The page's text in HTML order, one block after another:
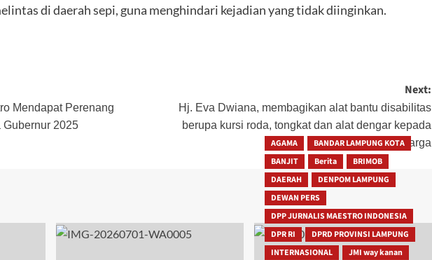
di daerah sepi, guna menghindari kejadian yang tidak diinginkan.
Mendapat Perenang
2025
Next:
Hj. Eva Dwiana, membagikan alat bantu disabilitas
berupa kursi roda, tongkat dan alat dengar kepada
warga
AGAMA
BANDAR LAMPUNG KOTA
BANJIT
Berita
BRIMOB
DAERAH
DENPOM LAMPUNG
DEWAN PERS
DPP JURNALIS MAESTRO INDONESIA
DPR RI
DPRD PROVINSI LAMPUNG
INTERNASIONAL
JMI way kanan